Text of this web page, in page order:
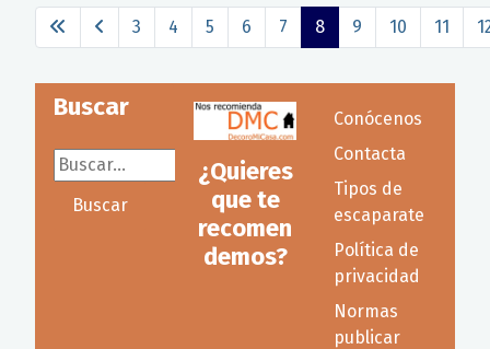
Página 8 de 23
3 4 5 6 7 8 9 10 11
Buscar
Buscar...
Buscar
¿Quieres
que te
recomen
demos?
Conócenos
Contacta
Tipos de
escaparate
Política de
privacidad
Normas
publicar